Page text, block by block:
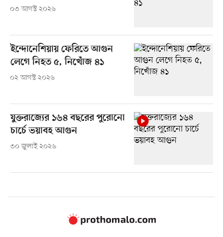
০৩ আগস্ট ২০২৬
ইন্দোনেশিয়ায় ফেরিতে আগুন
লেগে নিহত ৫, নিখোঁজ ৪১
০২ আগস্ট ২০২৬
যুক্তরাজ্যের ১৬৪ বছরের পুরোনো
চার্চে ভয়াবহ আগুন
৩০ জুলাই ২০২৬